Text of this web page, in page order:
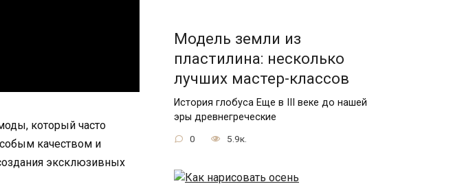
который часто
качеством и
эксклюзивных
Модель земли из
пластилина: несколько
лучших мастер-классов
История глобуса Еще в III веке до нашей
эры древнегреческие
0 5.9к.